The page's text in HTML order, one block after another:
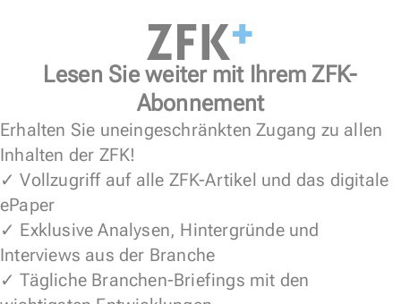
Lesen Sie weiter mit Ihrem ZFK-
Abonnement
Erhalten Sie uneingeschränkten Zugang zu allen
Inhalten der ZFK!
✓ Vollzugriff auf alle ZFK-Artikel und das digitale
ePaper
✓ Exklusive Analysen, Hintergründe und
Interviews aus der Branche
✓ Tägliche Branchen-Briefings mit den